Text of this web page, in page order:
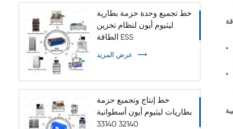
خط تجميع وحدة حزمة بطارية
ليثيوم أيون لنظام تخزين
الطاقة ESS
عرض المزيد
خط إنتاج وتجميع حزمة
بطاريات ليثيوم أيون أسطوانية
32140 33140